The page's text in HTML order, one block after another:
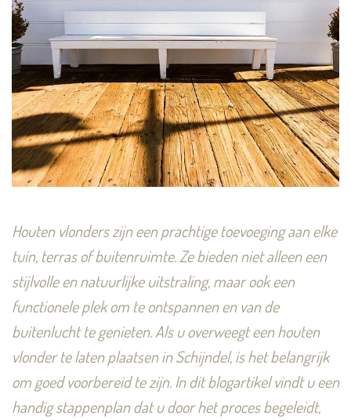
Houten vlonders zijn een prachtige toevoeging aan elke
tuin, terras of buitenruimte. Ze bieden niet alleen een
stijlvolle en natuurlijke uitstraling, maar ook een
functionele plek om te ontspannen en van de
buitenlucht te genieten. Als u overweegt een houten
vlonder te laten plaatsen in Schijndel, is het belangrijk
om goed voorbereid te zijn. In dit blogartikel vindt u een
handig stappenplan dat u door het proces begeleidt,